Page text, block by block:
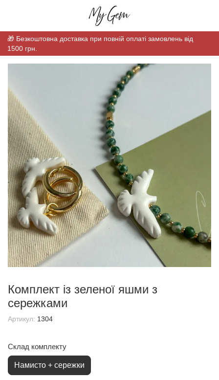
🎁 Безкоштовна доставка при повній оплаті замовлень від
1500 грн.
Комплект із зеленої яшми з
сережками
Артикул: 1304
Склад комплекту
Намисто + сережки